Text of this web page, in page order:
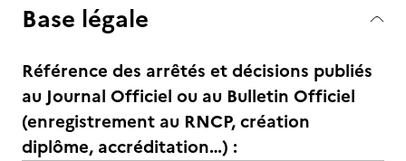
Base légale
Référence des arrêtés et décisions publiés
au Journal Officiel ou au Bulletin Officiel
(enregistrement au RNCP, création
diplôme, accréditation…) :